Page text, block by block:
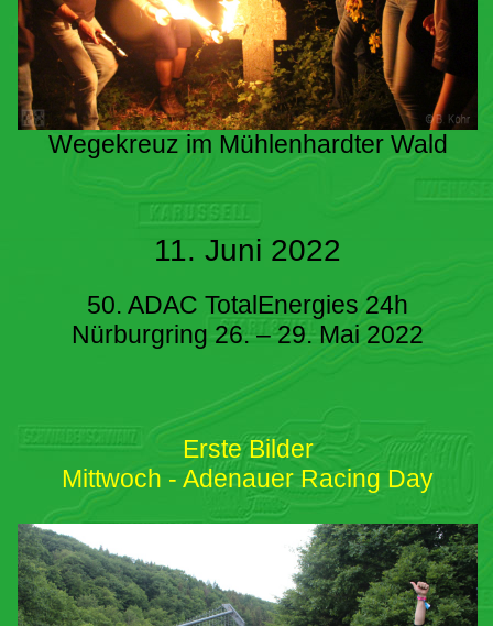
Wegekreuz im Mühlenhardter Wald
11. Juni 2022
50. ADAC TotalEnergies 24h
Nürburgring 26. – 29. Mai 2022
Erste Bilder
Mittwoch - Adenauer Racing Day